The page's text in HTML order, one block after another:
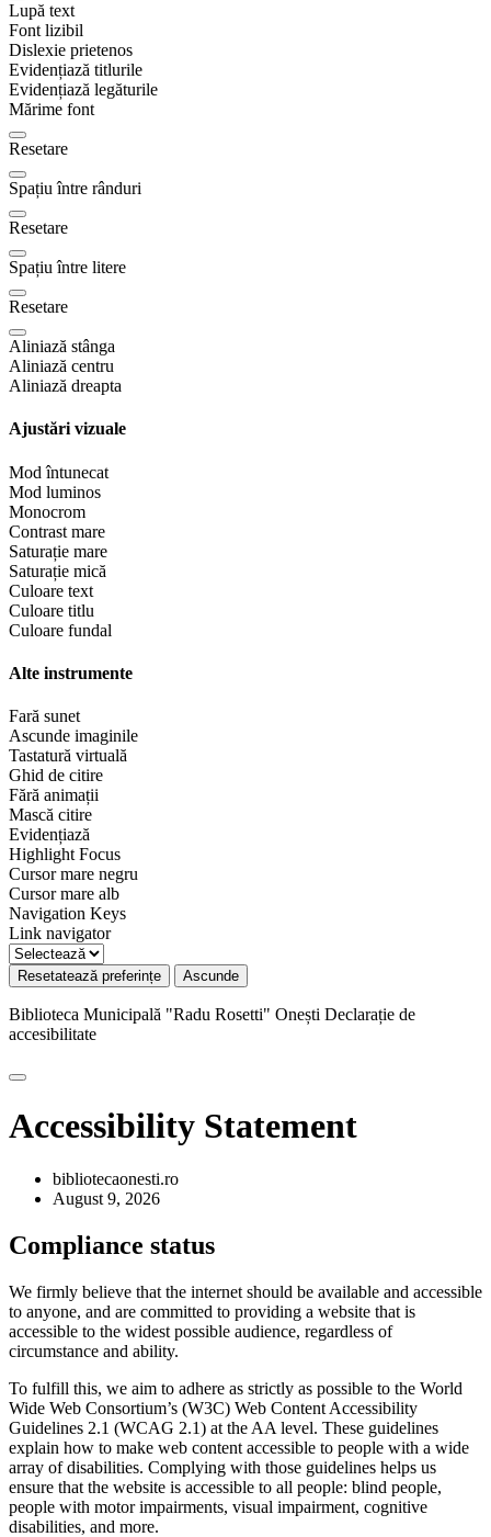
Lupă text
Font lizibil
Dislexie prietenos
Evidențiază titlurile
Evidențiază legăturile
Mărime font
Resetare
Spațiu între rânduri
Resetare
Spațiu între litere
Resetare
Aliniază stânga
Aliniază centru
Aliniază dreapta
Ajustări vizuale
Mod întunecat
Mod luminos
Monocrom
Contrast mare
Saturație mare
Saturație mică
Culoare text
Culoare titlu
Culoare fundal
Alte instrumente
Fară sunet
Ascunde imaginile
Tastatură virtuală
Ghid de citire
Fără animații
Mască citire
Evidențiază
Highlight Focus
Cursor mare negru
Cursor mare alb
Navigation Keys
Link navigator
Resetatează preferințe Ascunde
Biblioteca Municipală "Radu Rosetti" Onești Declarație de
accesibilitate
Accessibility Statement
bibliotecaonesti.ro
August 9, 2026
Compliance status
We firmly believe that the internet should be available and accessible
to anyone, and are committed to providing a website that is
accessible to the widest possible audience, regardless of
circumstance and ability.
To fulfill this, we aim to adhere as strictly as possible to the World
Wide Web Consortium’s (W3C) Web Content Accessibility
Guidelines 2.1 (WCAG 2.1) at the AA level. These guidelines
explain how to make web content accessible to people with a wide
array of disabilities. Complying with those guidelines helps us
ensure that the website is accessible to all people: blind people,
people with motor impairments, visual impairment, cognitive
disabilities, and more.